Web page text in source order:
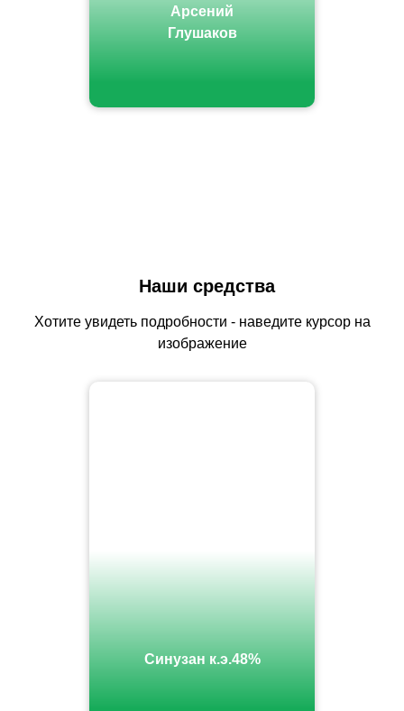
Арсений
Глушаков
Наши средства
Хотите увидеть подробности - наведите курсор на
изображение
Синузан к.э.48%